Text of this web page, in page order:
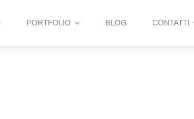
PORTFOLIO BLOG CONTATTI